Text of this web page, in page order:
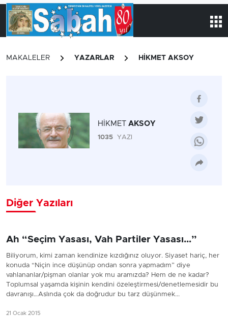
MAKALELER YAZARLAR HİKMET AKSOY
HİKMET AKSOY
1035 YAZI
Diğer Yazıları
Ah “Seçim Yasası, Vah Partiler Yasası…”
Biliyorum, kimi zaman kendinize kızdığınız oluyor. Siyaset hariç, her
konuda “Niçin ince düşünüp ondan sonra yapmadım” diye
vahlananlar/pişman olanlar yok mu aramızda? Hem de ne kadar?
Toplumsal yaşamda kişinin kendini özeleştirmesi/denetlemesidir bu
davranışı…Aslında çok da doğrudur bu tarz düşünmek...
21 Ocak 2015